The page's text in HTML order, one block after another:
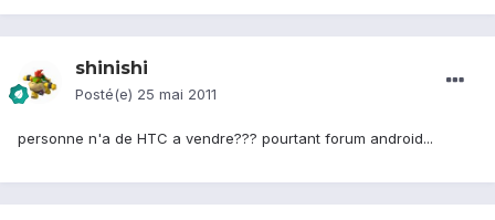
shinishi
Posté(e) 25 mai 2011
personne n'a de HTC a vendre??? pourtant forum android...